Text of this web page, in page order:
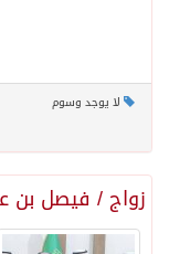
لا يوجد وسوم
زواج / فيصل بن